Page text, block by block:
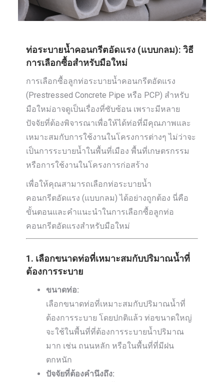
ท่อระบายน้ำคอนกรีตอัดแรง (แบบกลม): วิธี
การเลือกซื้อสำหรับมือใหม่
การเลือกซื้อลูกท่อระบายน้ำคอนกรีตอัดแรง
(Prestressed Concrete Pipe หรือ PCP) สำหรับ
มือใหม่อาจดูเป็นเรื่องที่ซับซ้อน เพราะมีหลาย
ปัจจัยที่ต้องพิจารณาเพื่อให้ได้ท่อที่มีคุณภาพและ
เหมาะสมกับการใช้งานในโครงการต่างๆ ไม่ว่าจะ
เป็นการระบายน้ำในพื้นที่เมือง พื้นที่เกษตรกรรม
หรือการใช้งานในโครงการก่อสร้าง
เพื่อให้คุณสามารถเลือกท่อระบายน้ำ
คอนกรีตอัดแรง (แบบกลม) ได้อย่างถูกต้อง นี่คือ
ขั้นตอนและคำแนะนำในการเลือกซื้อลูกท่อ
คอนกรีตอัดแรงสำหรับมือใหม่
1. เลือกขนาดท่อที่เหมาะสมกับปริมาณน้ำที่
ต้องการระบาย
ขนาดท่อ:
เลือกขนาดท่อที่เหมาะสมกับปริมาณน้ำที่
ต้องการระบาย โดยปกติแล้ว ท่อขนาดใหญ่
จะใช้ในพื้นที่ที่ต้องการระบายน้ำปริมาณ
มาก เช่น ถนนหลัก หรือในพื้นที่ที่มีฝน
ตกหนัก
ปัจจัยที่ต้องคำนึงถึง: